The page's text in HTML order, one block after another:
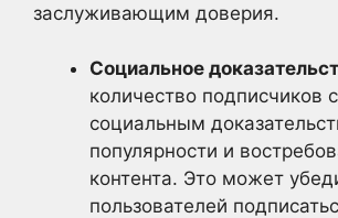
заслуживающим доверия.
Социальное
количество подписчиков
социальным
популярности и
контента. Это может
пользователей